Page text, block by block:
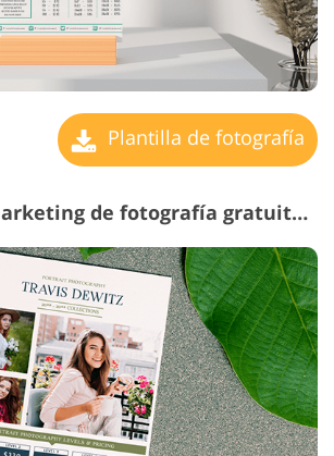
Plantilla de fotografía
Plantilla de marketing de fotografía gratuita # 24 "Fashionable Portrait"